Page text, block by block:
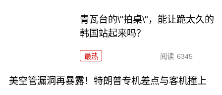
青瓦台的\"拍桌\"，能让跪太久的
韩国站起来吗？
最热 阅读 6345
美空管漏洞再暴露！特朗普专机差点与客机撞上